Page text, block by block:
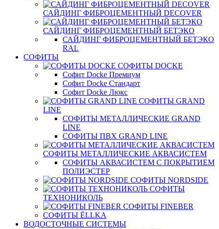
САЙДИНГ ФИБРОЦЕМЕНТНЫЙ DECOVER
САЙДИНГ ФИБРОЦЕМЕНТНЫЙ БЕТЭКО
САЙДИНГ ФИБРОЦЕМЕНТНЫЙ БЕТЭКО
RAL
СОФИТЫ
СОФИТЫ DOCKE
Софит Docke Премиум
Софит Docke Стандарт
Софит Docke Люкс
СОФИТЫ GRAND
LINE
СОФИТЫ МЕТАЛЛИЧЕСКИЕ GRAND
LINE
СОФИТЫ ПВХ GRAND LINE
СОФИТЫ МЕТАЛЛИЧЕСКИЕ АКВАСИСТЕМ
СОФИТЫ АКВАСИСТЕМ С ПОКРЫТИЕМ
ПОЛИЭСТЕР
СОФИТЫ NORDSIDE
СОФИТЫ
ТЕХНОНИКОЛЬ
СОФИТЫ FINEBER
СОФИТЫ ЁLLKA
ВОДОСТОЧНЫЕ СИСТЕМЫ